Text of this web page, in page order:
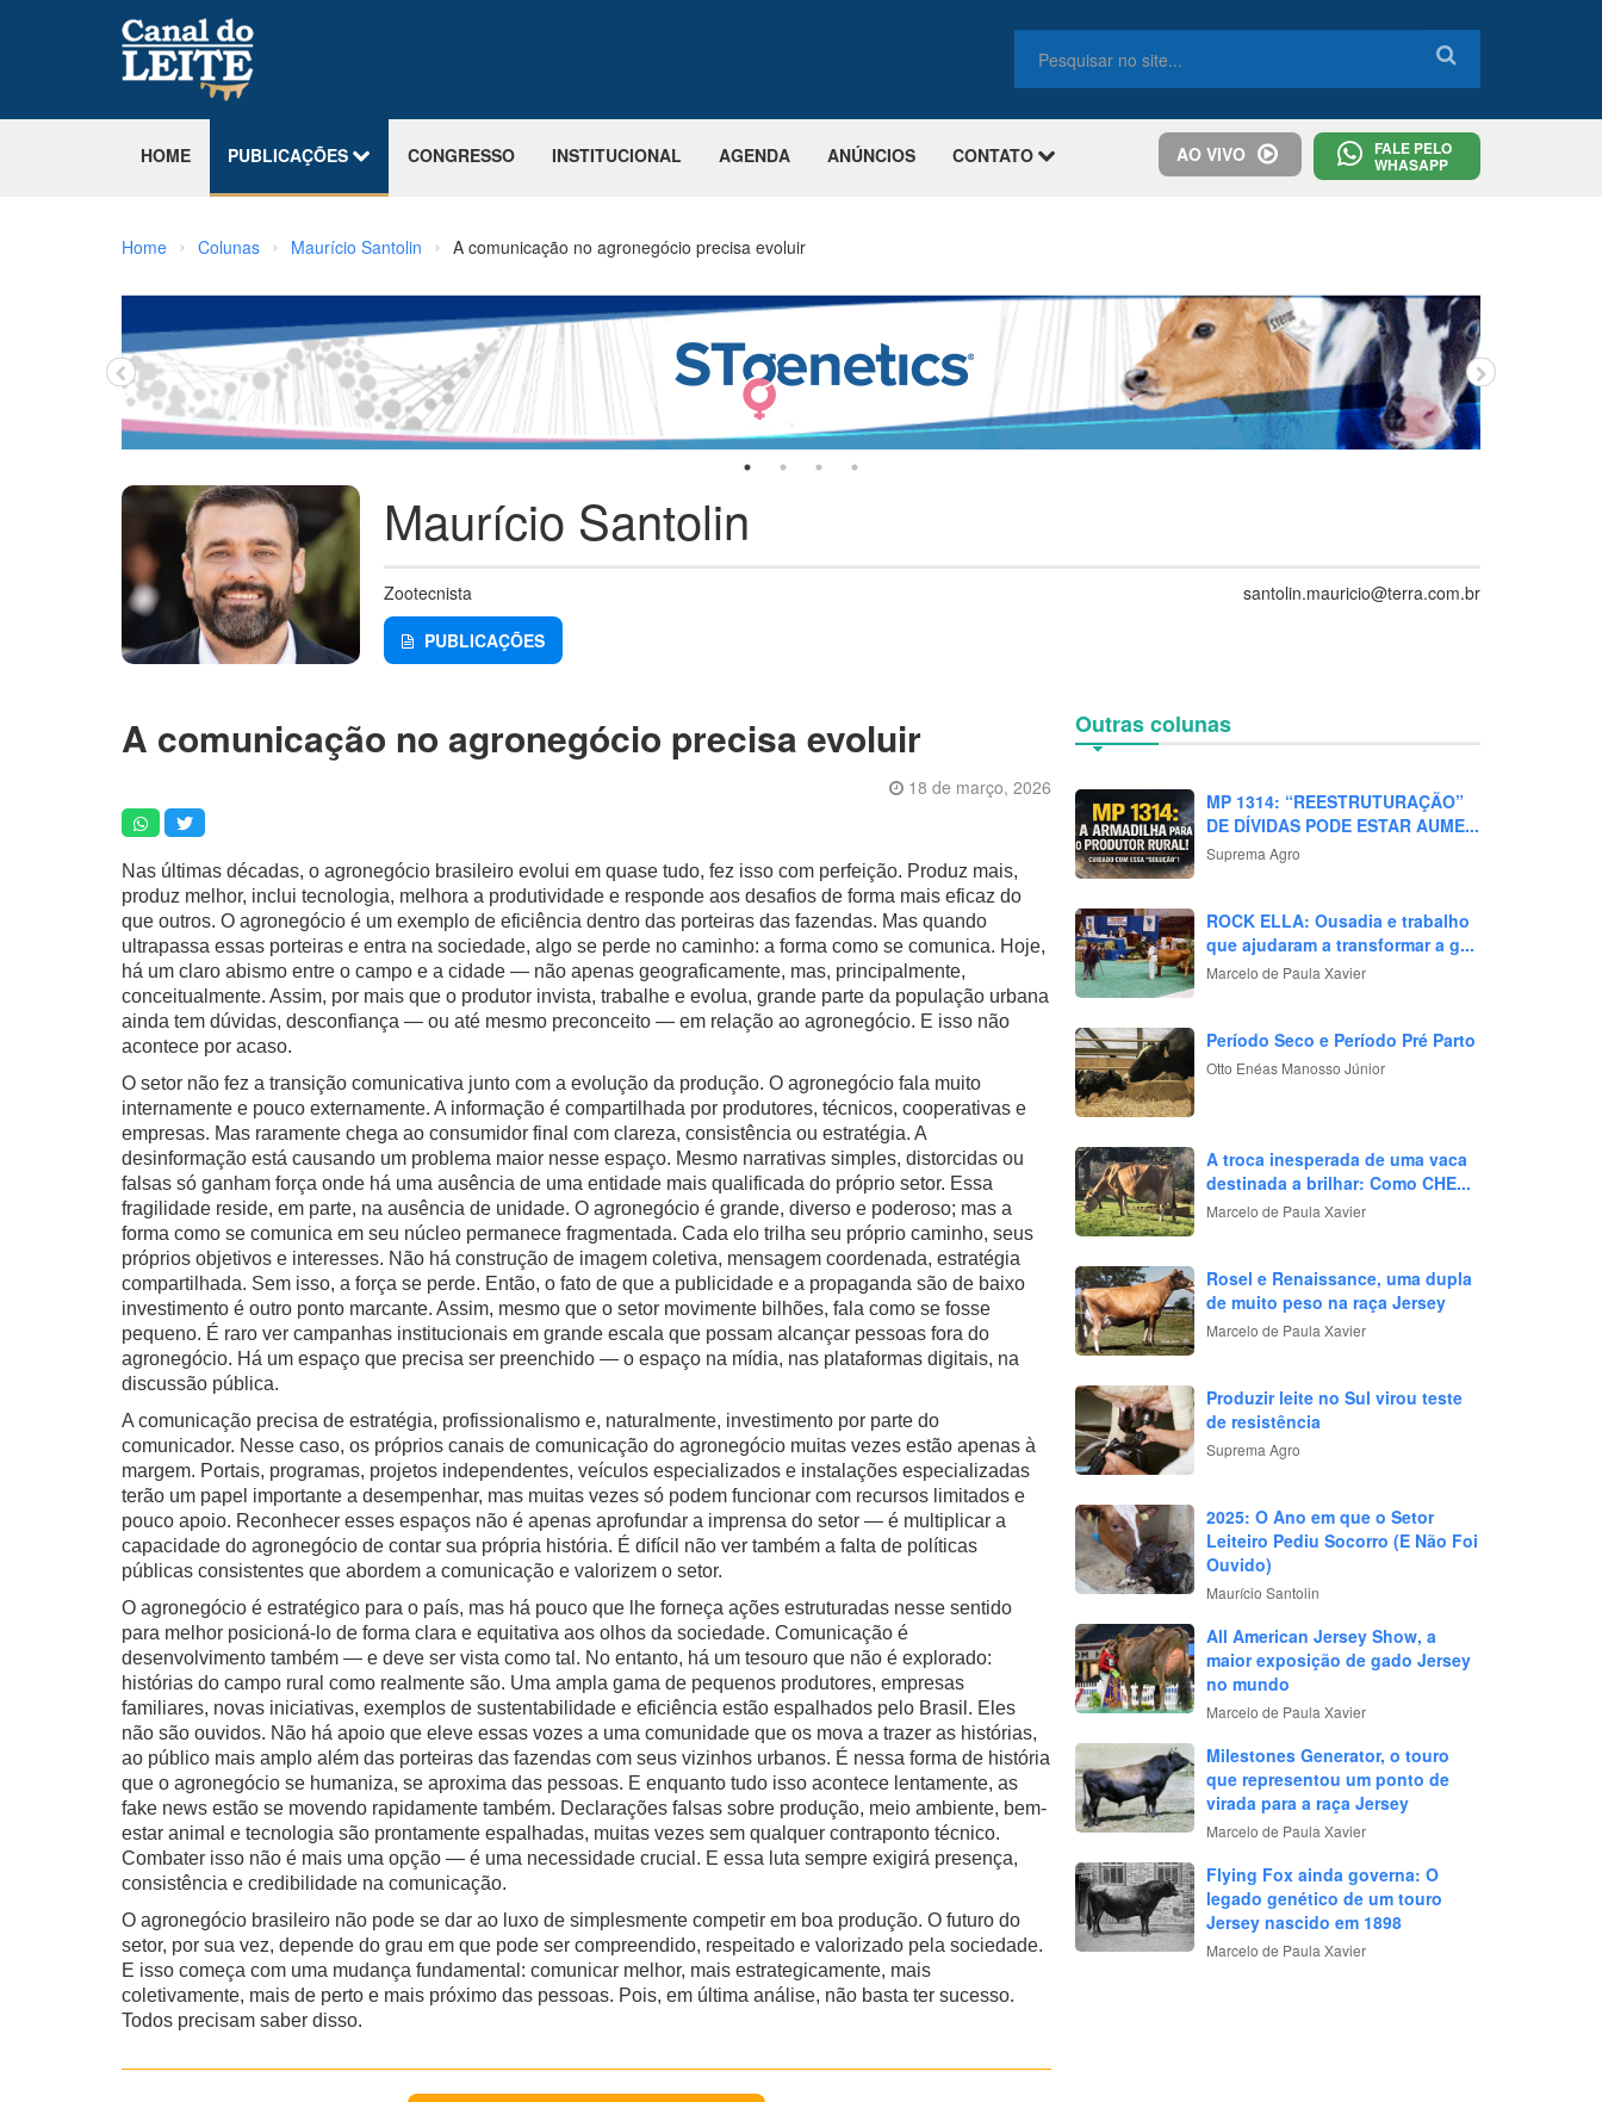
HOME PUBLICAÇÕES CONGRESSO INSTITUCIONAL AGENDA ANÚNCIOS CONTATO FALE PELO
WHASAPP
AO VIVO
Home › Colunas › Maurício Santolin › A comunicação no agronegócio precisa evoluir
Maurício Santolin
Zootecnista
santolin.mauricio@terra.com.br
PUBLICAÇÕES
A comunicação no agronegócio precisa evoluir
18 de março, 2026
Nas últimas décadas, o agronegócio brasileiro evolui em quase tudo, fez isso com perfeição. Produz mais,
produz melhor, inclui tecnologia, melhora a produtividade e responde aos desafios de forma mais eficaz do
que outros. O agronegócio é um exemplo de eficiência dentro das porteiras das fazendas. Mas quando
ultrapassa essas porteiras e entra na sociedade, algo se perde no caminho: a forma como se comunica. Hoje,
há um claro abismo entre o campo e a cidade — não apenas geograficamente, mas, principalmente,
conceitualmente. Assim, por mais que o produtor invista, trabalhe e evolua, grande parte da população urbana
ainda tem dúvidas, desconfiança — ou até mesmo preconceito — em relação ao agronegócio. E isso não
acontece por acaso.
O setor não fez a transição comunicativa junto com a evolução da produção. O agronegócio fala muito
internamente e pouco externamente. A informação é compartilhada por produtores, técnicos, cooperativas e
empresas. Mas raramente chega ao consumidor final com clareza, consistência ou estratégia. A
desinformação está causando um problema maior nesse espaço. Mesmo narrativas simples, distorcidas ou
falsas só ganham força onde há uma ausência de uma entidade mais qualificada do próprio setor. Essa
fragilidade reside, em parte, na ausência de unidade. O agronegócio é grande, diverso e poderoso; mas a
forma como se comunica em seu núcleo permanece fragmentada. Cada elo trilha seu próprio caminho, seus
próprios objetivos e interesses. Não há construção de imagem coletiva, mensagem coordenada, estratégia
compartilhada. Sem isso, a força se perde. Então, o fato de que a publicidade e a propaganda são de baixo
investimento é outro ponto marcante. Assim, mesmo que o setor movimente bilhões, fala como se fosse
pequeno. É raro ver campanhas institucionais em grande escala que possam alcançar pessoas fora do
agronegócio. Há um espaço que precisa ser preenchido — o espaço na mídia, nas plataformas digitais, na
discussão pública.
A comunicação precisa de estratégia, profissionalismo e, naturalmente, investimento por parte do
comunicador. Nesse caso, os próprios canais de comunicação do agronegócio muitas vezes estão apenas à
margem. Portais, programas, projetos independentes, veículos especializados e instalações especializadas
terão um papel importante a desempenhar, mas muitas vezes só podem funcionar com recursos limitados e
pouco apoio. Reconhecer esses espaços não é apenas aprofundar a imprensa do setor — é multiplicar a
capacidade do agronegócio de contar sua própria história. É difícil não ver também a falta de políticas
públicas consistentes que abordem a comunicação e valorizem o setor.
O agronegócio é estratégico para o país, mas há pouco que lhe forneça ações estruturadas nesse sentido
para melhor posicioná-lo de forma clara e equitativa aos olhos da sociedade. Comunicação é
desenvolvimento também — e deve ser vista como tal. No entanto, há um tesouro que não é explorado:
histórias do campo rural como realmente são. Uma ampla gama de pequenos produtores, empresas
familiares, novas iniciativas, exemplos de sustentabilidade e eficiência estão espalhados pelo Brasil. Eles
não são ouvidos. Não há apoio que eleve essas vozes a uma comunidade que os mova a trazer as histórias,
ao público mais amplo além das porteiras das fazendas com seus vizinhos urbanos. É nessa forma de história
que o agronegócio se humaniza, se aproxima das pessoas. E enquanto tudo isso acontece lentamente, as
fake news estão se movendo rapidamente também. Declarações falsas sobre produção, meio ambiente, bem-
estar animal e tecnologia são prontamente espalhadas, muitas vezes sem qualquer contraponto técnico.
Combater isso não é mais uma opção — é uma necessidade crucial. E essa luta sempre exigirá presença,
consistência e credibilidade na comunicação.
O agronegócio brasileiro não pode se dar ao luxo de simplesmente competir em boa produção. O futuro do
setor, por sua vez, depende do grau em que pode ser compreendido, respeitado e valorizado pela sociedade.
E isso começa com uma mudança fundamental: comunicar melhor, mais estrategicamente, mais
coletivamente, mais de perto e mais próximo das pessoas. Pois, em última análise, não basta ter sucesso.
Todos precisam saber disso.
Outras colunas
MP 1314: “REESTRUTURAÇÃO”
DE DÍVIDAS PODE ESTAR AUME...
Suprema Agro
ROCK ELLA: Ousadia e trabalho
que ajudaram a transformar a g...
Marcelo de Paula Xavier
Período Seco e Período Pré Parto
Otto Enéas Manosso Júnior
A troca inesperada de uma vaca
destinada a brilhar: Como CHE...
Marcelo de Paula Xavier
Rosel e Renaissance, uma dupla
de muito peso na raça Jersey
Marcelo de Paula Xavier
Produzir leite no Sul virou teste
de resistência
Suprema Agro
2025: O Ano em que o Setor
Leiteiro Pediu Socorro (E Não Foi
Ouvido)
Maurício Santolin
All American Jersey Show, a
maior exposição de gado Jersey
no mundo
Marcelo de Paula Xavier
Milestones Generator, o touro
que representou um ponto de
virada para a raça Jersey
Marcelo de Paula Xavier
Flying Fox ainda governa: O
legado genético de um touro
Jersey nascido em 1898
Marcelo de Paula Xavier